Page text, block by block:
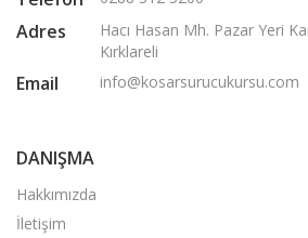
Adres
Hacı Hasan Mh. Pazar Yeri
Kırklareli
Email info@kosarsurucukursu.com
DANIŞMA
Hakkımızda
İletişim